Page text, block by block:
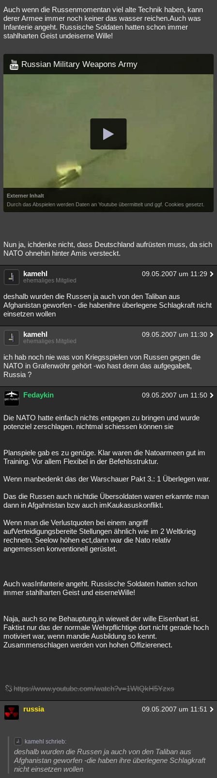
Auch wenn die Russenmomentan viel alte Technik haben, kann
derer Armee immer noch keiner das wasser reichen.Auch was
Infanterie angeht. Russische Soldaten hatten schon immer
stahlharten Geist undeiserne Wille!
Russian Military Weapons Army
Externer Inhalt
Durch das Abspielen werden Daten an Youtube übermittelt und ggf. Cookies gesetzt.
Nun ja, ichdenke nicht, dass Deutschland aufrüsten muss, da sich
NATO ohnehin hinter Amis versteckt.
kamehl 09.05.2007 um 11:29
ehemaliges Mitglied
deshalb wurden die Russen ja auch von den Taliban aus
Afghanistan geworfen - die habenihre überlegene Schlagkraft nicht
einsetzen wollen
kamehl 09.05.2007 um 11:30
ehemaliges Mitglied
ich hab noch nie was von Kriegsspielen von Russen gegen die
NATO in Grafenwöhr gehört -wo hast denn das aufgegabelt,
Russia ?
Fedaykin 09.05.2007 um 11:50
Die NATO hatte einfach nichts entgegen zu bringen und wurde
potenziel zerschlagen. nichtmal schiessen können sie
Planspiele gab es zu genüge. Klar waren die Natoarmeen gut im
Training. Vor allem Flexibel in der Befehlsstruktur.
Wenn manbedenkt das der Warschauer Pakt 3.: 1 Überlegen war.
Das die Russen auch nichtdie Übersoldaten waren erkannte man
dann in Afgahnistan bzw auch imKaukasuskonflikt.
Wenn man die Verlustquoten bei einem angriff
aufVerteidigungsbereite Stellungen ähnlich wie im 2 Weltkrieg
rechnetn. Seelow höhen ect,dann war die Nato relativ
angemessen konventionell gerüstet.
Auch wasInfanterie angeht. Russische Soldaten hatten schon
immer stahlharten Geist und eiserneWille!
Naja, auch so ne Behauptung,in wieweit der wille Eisenhart ist.
Faktist nur das der normale Wehrpflichtige dort nicht gerade hoch
motiviert war, wenn mandie Ausbildung so kennt.
Zusammenschlagen werden von hohen Offizierenect.
https://www.youtube.com/watch?v=1WtQkH5Yzxs
russia 09.05.2007 um 11:51
kamehl schrieb:
deshalb wurden die Russen ja auch von den Taliban aus
Afghanistan geworfen -die haben ihre überlegene Schlagkraft
nicht einsetzen wollen